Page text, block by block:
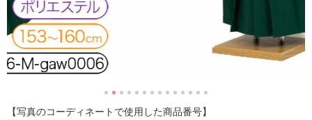
【写真のコーディネートで使用した商品番号】